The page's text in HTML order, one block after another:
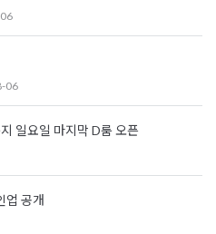
06
일요일 마지막 D룸 오픈
업 공개